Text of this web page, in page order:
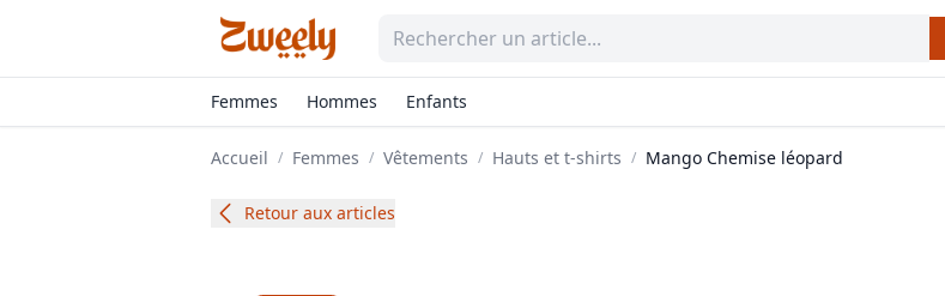
Femmes Hommes Enfants
Accueil / Femmes / Vêtements / Hauts et t-shirts / Mango Chemise léopard
Retour aux articles